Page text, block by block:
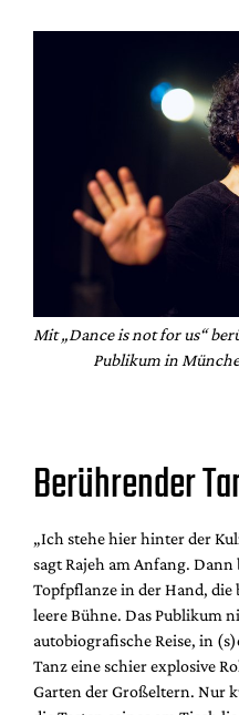
Mit „Dance is not for us“
Publikum in
Berührender
„Ich stehe hier hinter der
sagt Rajeh am Anfang.
Topfpflanze in der Hand, die
leere Bühne. Das Publikum
autobiografische Reise, in
Tanz eine schier explosive
Garten der Großeltern. Nur